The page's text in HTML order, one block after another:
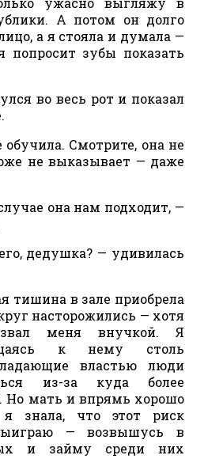
А потом он долго
а я стояла и думала —
попросит зубы показать
во весь рот и показал
Смотрите, она не
не выказывает — даже
она нам подходит, —
дедушка? — удивилась
тишина в зале приобрела
насторожились — хотя
меня внучкой. Я
к нему столь
властью люди
из-за куда более
Но мать и впрямь хорошо
знала, что этот риск
— возвышусь в
и займу среди них